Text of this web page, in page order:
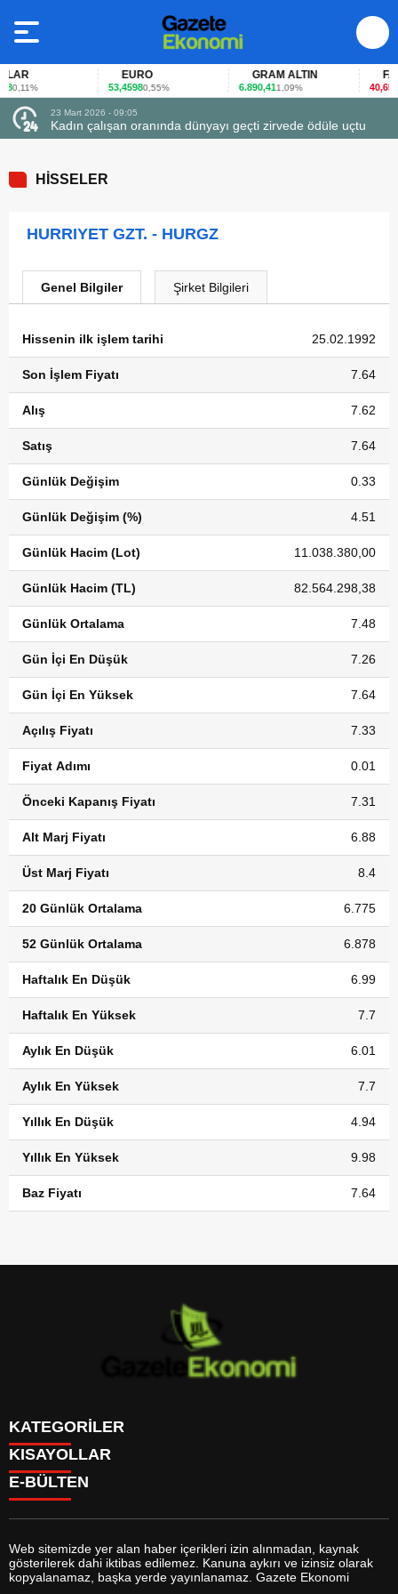
0,11%
EURO
53,45980,55%
GRAM ALTIN
6.890,411,09%
FAİZ
40,65-
23 Mart 2026 - 09:05
Kadın çalışan oranında dünyayı geçti zirvede ödüle uçtu
HİSSELER
HURRIYET GZT. - HURGZ
Genel Bilgiler Şirket Bilgileri
Hissenin ilk işlem tarihi 25.02.1992
Son İşlem Fiyatı 7.64
Alış 7.62
Satış 7.64
Günlük Değişim 0.33
Günlük Değişim (%) 4.51
Günlük Hacim (Lot) 11.038.380,00
Günlük Hacim (TL) 82.564.298,38
Günlük Ortalama 7.48
Gün İçi En Düşük 7.26
Gün İçi En Yüksek 7.64
Açılış Fiyatı 7.33
Fiyat Adımı 0.01
Önceki Kapanış Fiyatı 7.31
Alt Marj Fiyatı 6.88
Üst Marj Fiyatı 8.4
20 Günlük Ortalama 6.775
52 Günlük Ortalama 6.878
Haftalık En Düşük 6.99
Haftalık En Yüksek 7.7
Aylık En Düşük 6.01
Aylık En Yüksek 7.7
Yıllık En Düşük 4.94
Yıllık En Yüksek 9.98
Baz Fiyatı 7.64
KATEGORİLER
GÜNDEM
DÜNYA
SİYASET
MAGAZİN
SAĞLIK
EĞİTİM
YAŞAM
KISAYOLLAR
BURÇLAR
FİKSTÜR
FİRMA EKLE
FİRMA REHBERİ
E-BÜLTEN
gazeteekonomi.com e-bültenine abone olarak, tarafınıza haber,
Web sitemizde yer alan haber içerikleri izin alınmadan, kaynak
gösterilerek dahi iktibas edilemez. Kanuna aykırı ve izinsiz olarak
kopyalanamaz, başka yerde yayınlanamaz. Gazete Ekonomi